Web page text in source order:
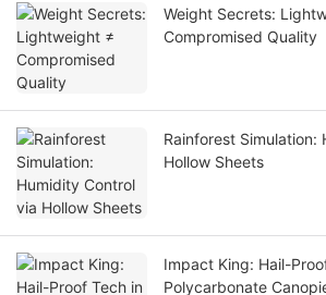
Weight Secrets:
Compromised Quality
Rainforest Simulation:
Hollow Sheets
Impact King: Hail-
Polycarbonate